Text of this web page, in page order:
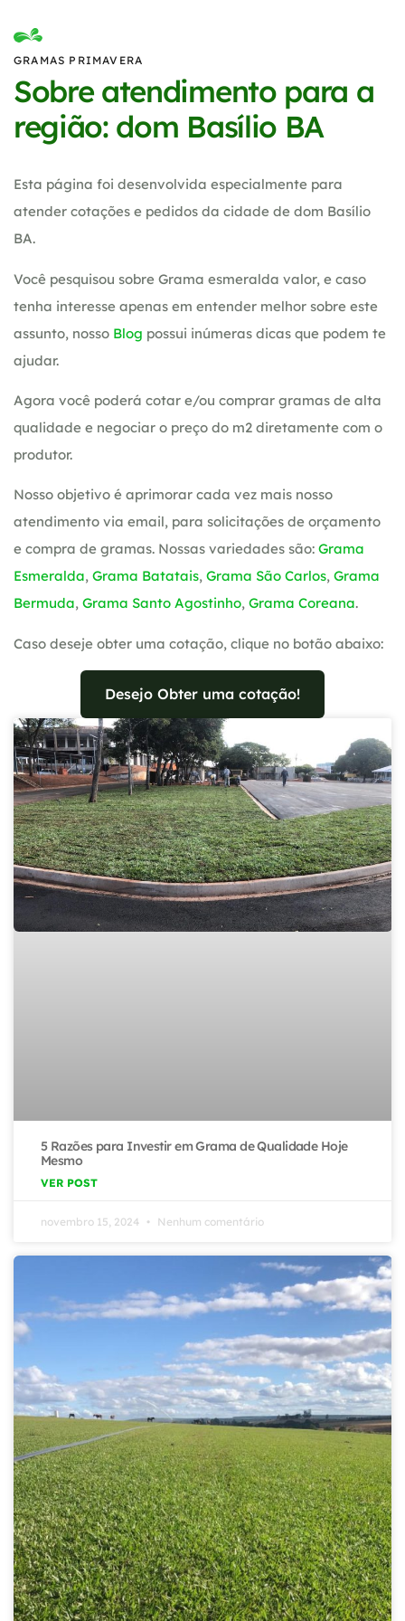
GRAMAS PRIMAVERA
Sobre atendimento para a
região: dom Basílio BA
Esta página foi desenvolvida especialmente para
atender cotações e pedidos da cidade de dom Basílio
BA.
Você pesquisou sobre Grama esmeralda valor, e caso
tenha interesse apenas em entender melhor sobre este
assunto, nosso Blog possui inúmeras dicas que podem te
ajudar.
Agora você poderá cotar e/ou comprar gramas de alta
qualidade e negociar o preço do m2 diretamente com o
produtor.
Nosso objetivo é aprimorar cada vez mais nosso
atendimento via email, para solicitações de orçamento
e compra de gramas. Nossas variedades são: Grama
Esmeralda, Grama Batatais, Grama São Carlos, Grama
Bermuda, Grama Santo Agostinho, Grama Coreana.
Caso deseje obter uma cotação, clique no botão abaixo:
Desejo Obter uma cotação!
5 Razões para Investir em Grama de Qualidade Hoje
Mesmo
VER POST
novembro 15, 2024 Nenhum comentário